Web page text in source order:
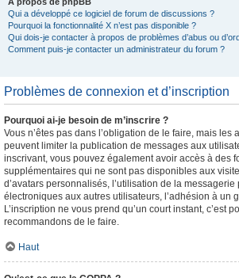
Qui a développé ce logiciel de forum de discussions ?
Pourquoi la fonctionnalité X n’est pas disponible ?
Qui dois-je contacter à propos de problèmes d’abus ou
Comment puis-je contacter un administrateur du forum ?
Problèmes de connexion et d’inscription
Pourquoi ai-je besoin de m’inscrire ?
Vous n’êtes pas dans l’obligation de le faire, mais les
peuvent limiter la publication de messages aux
inscrivant, vous pouvez également avoir accès à des
supplémentaires qui ne sont pas disponibles aux
d’avatars personnalisés, l’utilisation de la
électroniques aux autres utilisateurs, l’adhésion à un
L’inscription ne vous prend qu’un court instant, c’est
recommandons de le faire.
Haut